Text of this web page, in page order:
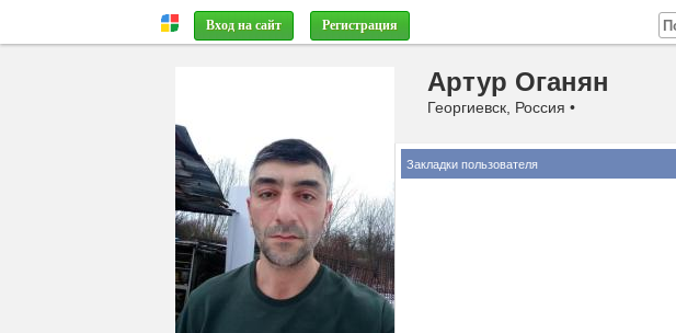
Вход на сайт Регистрация
Артур Оганян
Георгиевск, Россия •
Закладки пользователя